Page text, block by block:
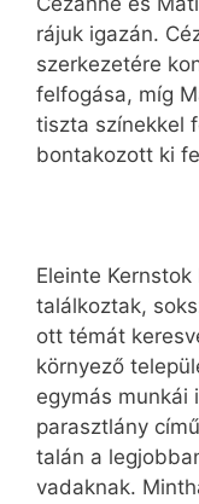
rájuk igazán.
szerkezetére
felfogása, míg
tiszta színekkel
bontakozott ki
Eleinte
találkoztak,
ott témát
környező
egymás munkái
parasztlány
talán a
vadaknak.